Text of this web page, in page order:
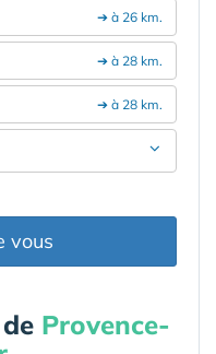
➔ à 26 km.
➔ à 28 km.
➔ à 28 km.
vous
Provence-